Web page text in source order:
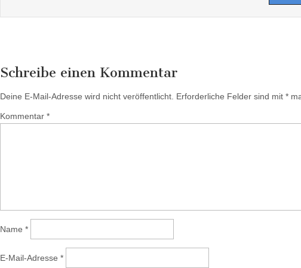
Schreibe einen Kommentar
Deine E-Mail-Adresse wird nicht veröffentlicht. Erforderliche Felder sind mit *
Kommentar *
Name *
E-Mail-Adresse *